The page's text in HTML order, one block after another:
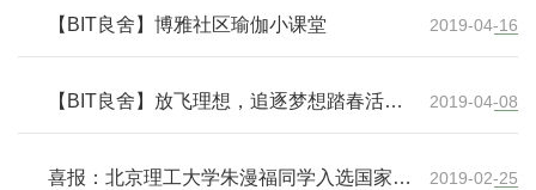
【BIT良舍】博雅社区瑜伽小课堂 2019-04-16
【BIT良舍】放飞理想，追逐梦想踏春活动
2019-04-08
喜报：北京理工大学朱漫福同学入选国家奖
2019-02-25